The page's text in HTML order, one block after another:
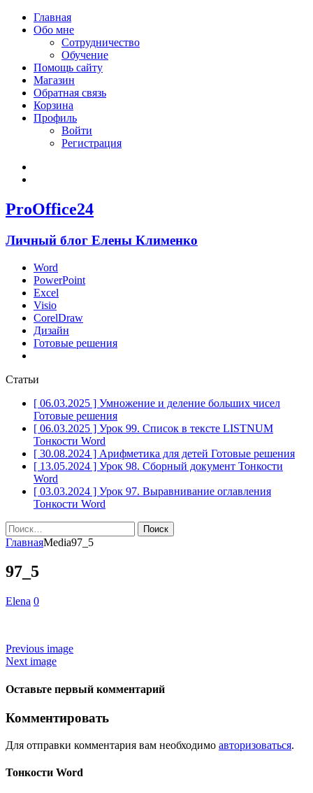
Главная
Обо мне
Сотрудничество
Обучение
Помощь сайту
Магазин
Обратная связь
Корзина
Профиль
Войти
Регистрация
ProOffice24
Личный блог Елены Клименко
Word
PowerPoint
Excel
Visio
CorelDraw
Дизайн
Готовые решения
Статьи
[ 06.03.2025 ] Умножение и деление больших чисел
Готовые решения
[ 06.03.2025 ] Урок 99. Список в тексте LISTNUM
Тонкости Word
[ 30.08.2024 ] Арифметика для детей Готовые решения
[ 13.05.2024 ] Урок 98. Сборный документ Тонкости
Word
[ 03.03.2024 ] Урок 97. Выравнивание оглавления
Тонкости Word
Найти:
ГлавнаяMedia97_5
97_5
Elena 0
Previous image
Next image
Оставьте первый комментарий
Комментировать
Для отправки комментария вам необходимо авторизоваться.
Тонкости Word